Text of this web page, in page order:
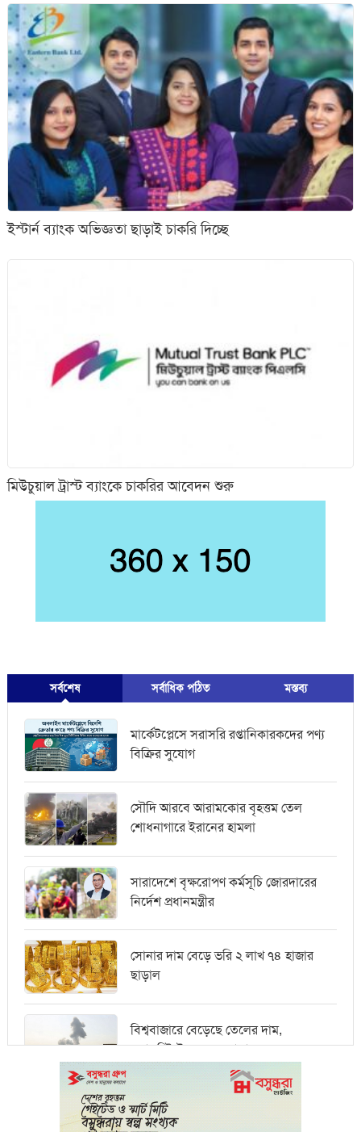
ইস্টার্ন ব্যাংক অভিজ্ঞতা ছাড়াই চাকরি দিচ্ছে
মিউচুয়াল ট্রাস্ট ব্যাংকে চাকরির আবেদন শুরু
সর্বশেষ সর্বাধিক পঠিত মস্তব্য
মার্কেটপ্লেসে সরাসরি রপ্তানিকারকদের পণ্য
বিক্রির সুযোগ
সৌদি আরবে আরামকোর বৃহত্তম তেল
শোধনাগারে ইরানের হামলা
সারাদেশে বৃক্ষরোপণ কর্মসূচি জোরদারের
নির্দেশ প্রধানমন্ত্রীর
সোনার দাম বেড়ে ভরি ২ লাখ ৭৪ হাজার
ছাড়াল
বিশ্ববাজারে বেড়েছে তেলের দাম,
ওয়ালস্ট্রিটে পতনের আভাস
মধ্যপ্রাচ্যে সংকটের কারণে কার্গো পরিবহনে
বিঘ্ন ঘটছে